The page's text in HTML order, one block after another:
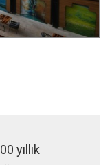
yıllık